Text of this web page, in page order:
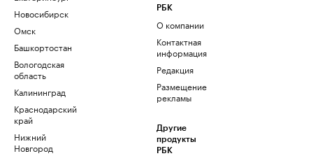
Новосибирск
Омск
Башкортостан
Вологодская
область
Калининград
Краснодарский
край
Нижний
Новгород
РБК
О компании
Контактная
информация
Редакция
Размещение
рекламы
Другие
продукты
РБК